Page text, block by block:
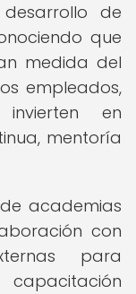
de
que
medida del
empleados,
en
mentoría
academias
con
para